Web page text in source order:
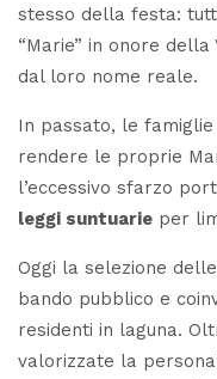
stesso della festa:
“Marie” in onore
dal loro nome reale.
In passato, le
rendere le proprie
l’eccessivo sfarzo
leggi suntuarie per
Oggi la selezione
bando pubblico e
residenti in laguna.
valorizzate la